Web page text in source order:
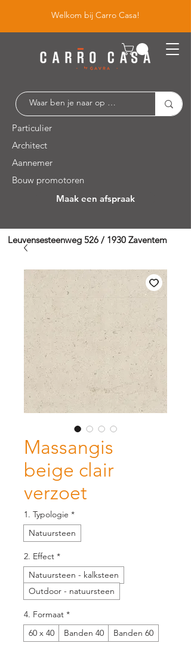
Welkom bij Carro Casa!
Particulier
Architect
Aannemer
Bouw promotoren
Maak een afspraak
Leuvensesteenweg 526 / 1930 Zaventem
Massangis
beige clair
verzoet
1. Typologie *
Natuursteen
2. Effect *
Natuursteen - kalksteen
Outdoor - natuursteen
4. Formaat *
60 x 40
Banden 40 Banden 60